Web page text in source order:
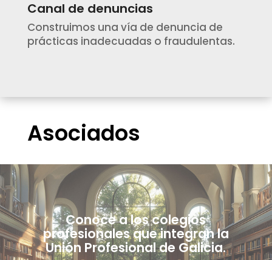
Canal de denuncias
Construimos una vía de denuncia de
prácticas inadecuadas o fraudulentas.
Asociados
Conoce a los colegios
profesionales que integran la
Unión Profesional de Galicia.